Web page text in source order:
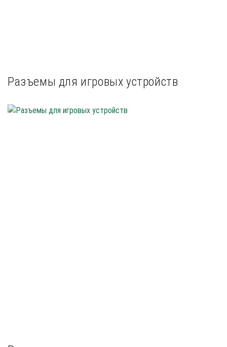
Разъемы для игровых устройств